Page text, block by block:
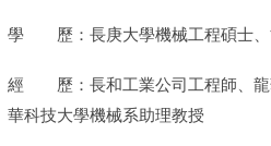
學 歷：長庚大學機械工程碩士、
經 歷：長和工業公司工程師、龍
華科技大學機械系助理教授